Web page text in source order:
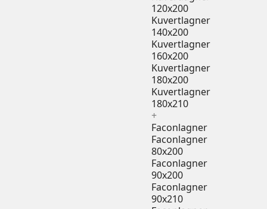
120x200
Kuvertlagner
140x200
Kuvertlagner
160x200
Kuvertlagner
180x200
Kuvertlagner
180x210
+
Faconlagner
Faconlagner
80x200
Faconlagner
90x200
Faconlagner
90x210